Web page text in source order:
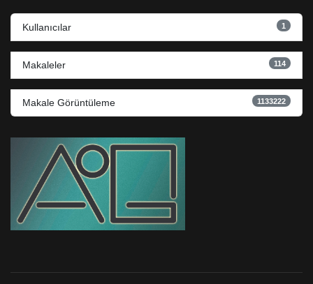
Kullanıcılar 1
Makaleler 114
Makale Görüntüleme 1133222